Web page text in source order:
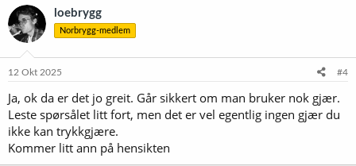
loebrygg
Norbrygg-medlem
12 Okt 2025 #4
Ja, ok da er det jo greit. Går sikkert om man bruker nok gjær.
Leste spørsålet litt fort, men det er vel egentlig ingen gjær du
ikke kan trykkgjære.
Kommer litt ann på hensikten